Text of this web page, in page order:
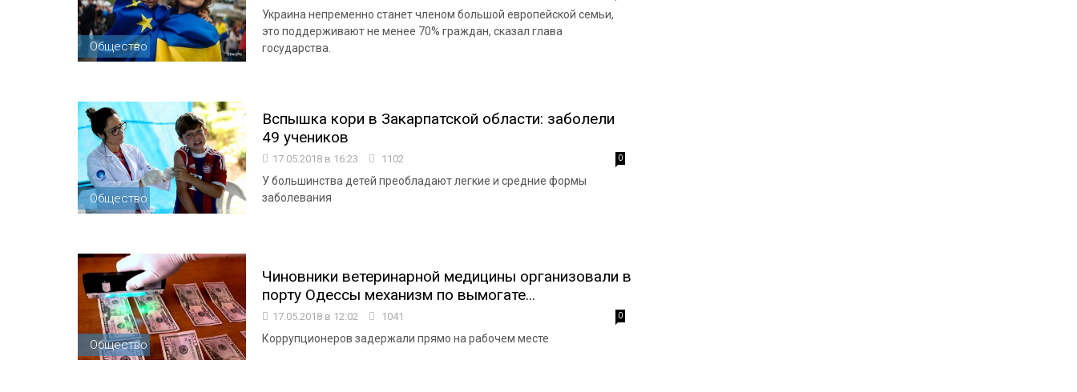
Общество
Украина непременно станет членом большой европейской семьи,
это поддерживают не менее 70% граждан, сказал глава
государства.
Общество
Вспышка кори в Закарпатской области: заболели
49 учеников
17.05.2018 в 16:23 1102 0
У большинства детей преобладают легкие и средние формы
заболевания
Общество
Чиновники ветеринарной медицины организовали в
порту Одессы механизм по вымогате...
17.05.2018 в 12:02 1041 0
Коррупционеров задержали прямо на рабочем месте